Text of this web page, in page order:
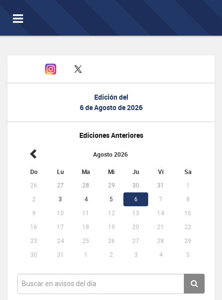
Toggle
navigation
Edición del
6 de Agosto de 2026
Ediciones Anteriores
Agosto 2026
Do Lu Ma Mi Ju Vi Sa
26 27 28 29 30 31
1
2
3 4 5 6 7
8
9
10 11 12 13 14
15
16
17 18 19 20 21
22
23
24 25 26 27 28
29
30
31 1 2 3 4 5